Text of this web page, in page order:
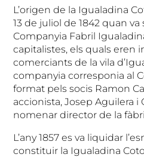
L’origen de la Igualadina
13 de juliol de 1842 quan
Companyia Fabril
capitalistes, els quals eren
comerciants de la vila
companyia corresponia al
format pels socis Ramon
accionista, Josep Aguilera i
nomenar director de la
L’any 1857 es va liquidar
constituir la Igualadina